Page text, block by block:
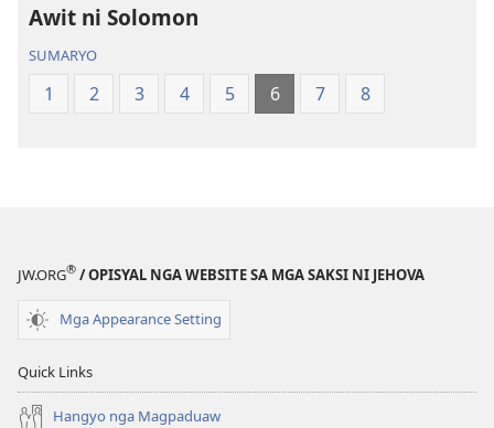
Balaang
Kasulatan
Rebisadong
Kasulatan
Rebisadong
Awit ni Solomon
SUMARYO
1 2 3 4 5 6 7 8
JW.ORG® / OPISYAL NGA WEBSITE SA MGA SAKSI NI JEHOVA
Mga Appearance Setting
Quick Links
Hangyo nga Magpaduaw